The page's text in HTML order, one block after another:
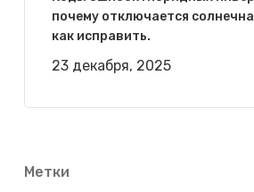
почему отключается
как исправить.
23 декабря, 2025
Метки